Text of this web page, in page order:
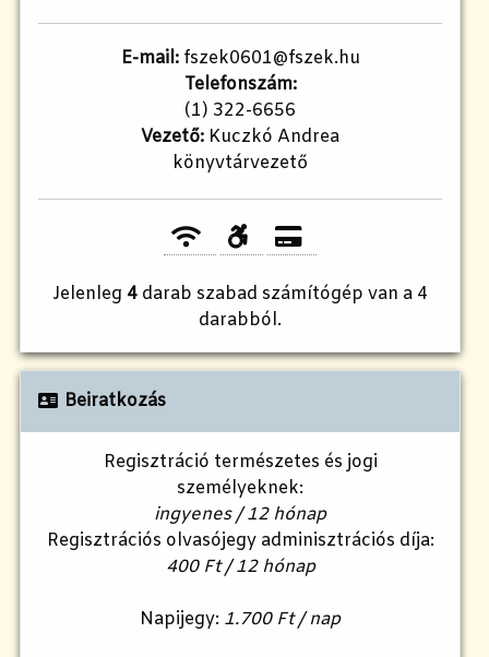
E-mail:fszek0601@fszek.hu
Telefonszám:
(1) 322-6656
Vezető: Kuczkó Andrea
könyvtárvezető
Jelenleg 4 darab szabad számítógép van a 4
darabból.
Beiratkozás
Regisztráció természetes és jogi
személyeknek:
ingyenes / 12 hónap
Regisztrációs olvasójegy adminisztrációs díja:
400 Ft / 12 hónap
Napijegy: 1.700 Ft / nap